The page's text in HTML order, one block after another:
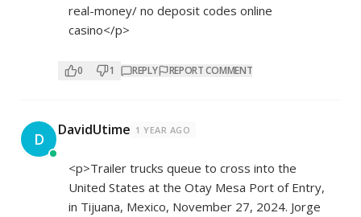
real-money/ no deposit codes online
casino</p>
0 1 REPLY REPORT COMMENT
D DavidUtime 1 YEAR AGO
<p>Trailer trucks queue to cross into the
United States at the Otay Mesa Port of Entry,
in Tijuana, Mexico, November 27, 2024. Jorge